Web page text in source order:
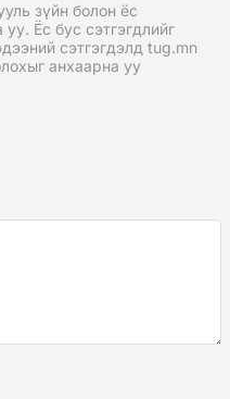
зүйн болон ёс
Ёс бус сэтгэгдлийг
сэтгэгдэлд tug.mn
анхаарна уу